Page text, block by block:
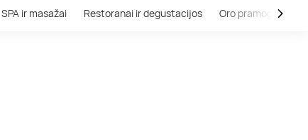
SPA ir masažai Restoranai ir degustacijos Oro pramogos